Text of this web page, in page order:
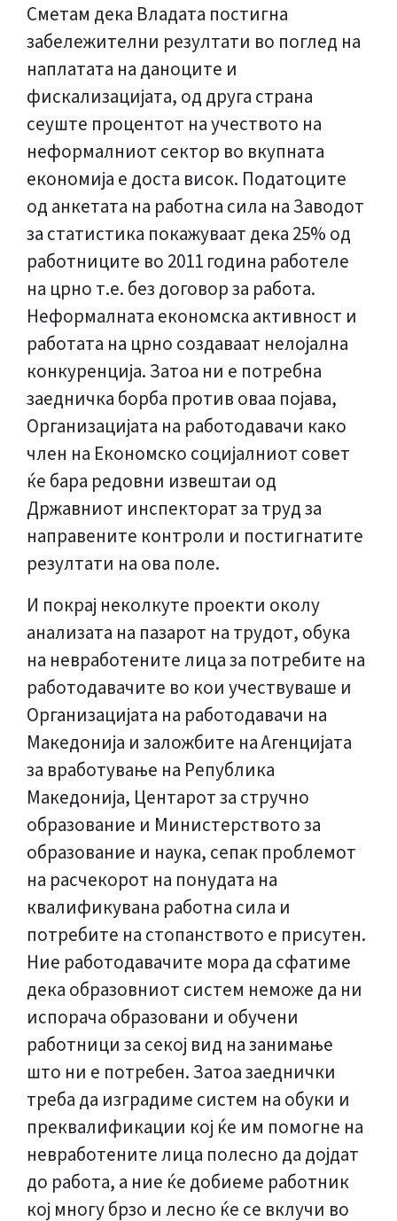
Сметам дека Владата постигна
забележителни резултати во поглед на
наплатата на даноците и
фискализацијата, од друга страна
сеуште процентот на учеството на
неформалниот сектор во вкупната
економија е доста висок. Податоците
од анкетата на работна сила на Заводот
за статистика покажуваат дека 25% од
работниците во 2011 година работеле
на црно т.е. без договор за работа.
Неформалната економска активност и
работата на црно создаваат нелојална
конкуренција. Затоа ни е потребна
заедничка борба против оваа појава,
Организацијата на работодавачи како
член на Економско социјалниот совет
ќе бара редовни извештаи од
Државниот инспекторат за труд за
направените контроли и постигнатите
резултати на ова поле.
И покрај неколкуте проекти околу
анализата на пазарот на трудот, обука
на невработените лица за потребите на
работодавачите во кои учествуваше и
Организацијата на работодавачи на
Македонија и заложбите на Агенцијата
за вработување на Република
Македонија, Центарот за стручно
образование и Министерството за
образование и наука, сепак проблемот
на расчекорот на понудата на
квалификувана работна сила и
потребите на стопанството е присутен.
Ние работодавачите мора да сфатиме
дека образовниот систем неможе да ни
испорача образовани и обучени
работници за секој вид на занимање
што ни е потребен. Затоа заеднички
треба да изградиме систем на обуки и
преквалификации кој ќе им помогне на
невработените лица полесно да дојдат
до работа, а ние ќе добиеме работник
кој многу брзо и лесно ќе се вклучи во